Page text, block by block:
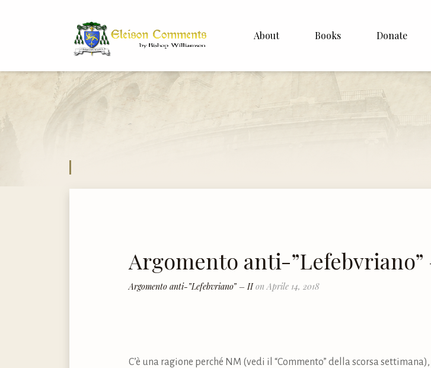
About
Dr. White
Books Donate
Argomento anti-”Lefebvriano”
Argomento anti-”Lefebvriano” – IIon Aprile 14, 2018
C’è una ragione perché NM (vedi il “Commento” della scorsa